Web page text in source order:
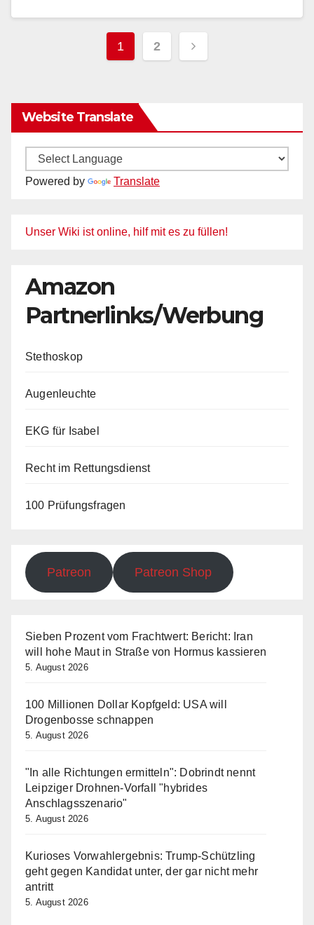
Beiträge
1 2
Website Translate
Powered by Translate
Unser Wiki ist online, hilf mit es zu füllen!
Amazon
Partnerlinks/Werbung
Stethoskop
Augenleuchte
EKG für Isabel
Recht im Rettungsdienst
100 Prüfungsfragen
Patreon Patreon Shop
Sieben Prozent vom Frachtwert: Bericht: Iran
will hohe Maut in Straße von Hormus kassieren
5. August 2026
100 Millionen Dollar Kopfgeld: USA will
Drogenbosse schnappen
5. August 2026
"In alle Richtungen ermitteln": Dobrindt nennt
Leipziger Drohnen-Vorfall "hybrides
Anschlagsszenario"
5. August 2026
Kurioses Vorwahlergebnis: Trump-Schützling
geht gegen Kandidat unter, der gar nicht mehr
antritt
5. August 2026